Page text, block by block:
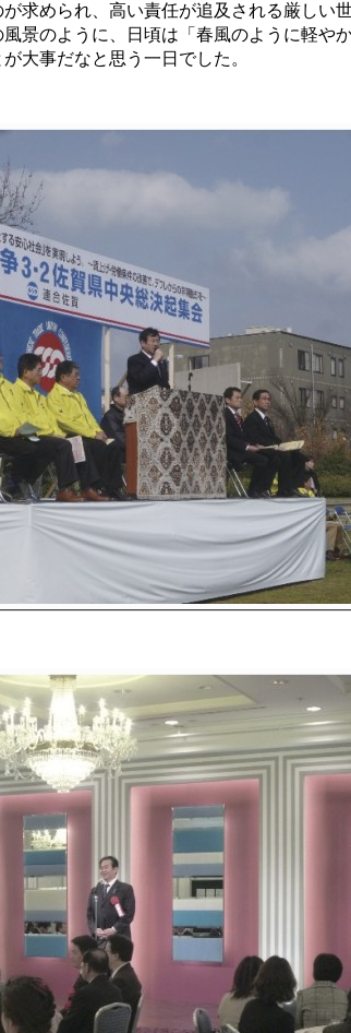
求められ、高い責任が追及される厳しい
景のように、日頃は「春風のように軽や
大事だなと思う一日でした。